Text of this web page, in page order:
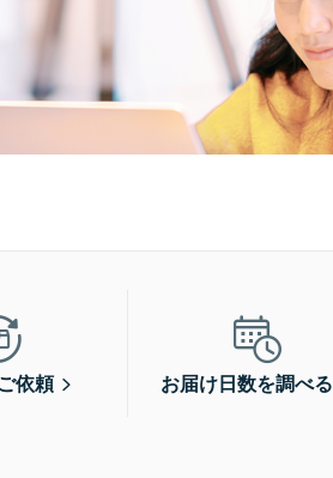
依頼 お届け日数を調べる